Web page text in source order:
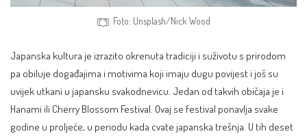
Foto: Unsplash/Nick Wood
Japanska kultura je izrazito okrenuta tradiciji i suživotu s prirodom
pa obiluje događajima i motivima koji imaju dugu povijest i još su
uvijek utkani u japansku svakodnevicu. Jedan od takvih običaja je i
Hanami ili Cherry Blossom Festival . Ovaj se festival ponavlja svake
godine u proljeće, u periodu kada cvate japanska trešnja. U tih deset